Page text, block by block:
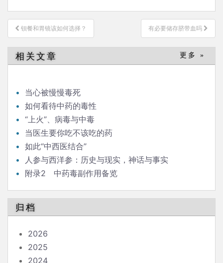
文
章
导
航
钡餐和胃镜该如何选择？ 有必要储存脐带血吗
相关文章 更多 »
当心被慢慢毒死
如何看待中药的毒性
“上火”、病毒与中毒
当医生要你吃不该吃的药
如此“中西医结合”
人参与西洋参：历史与现实，神话与事实
附录2 中药毒副作用备览
归档
2026
2025
2024